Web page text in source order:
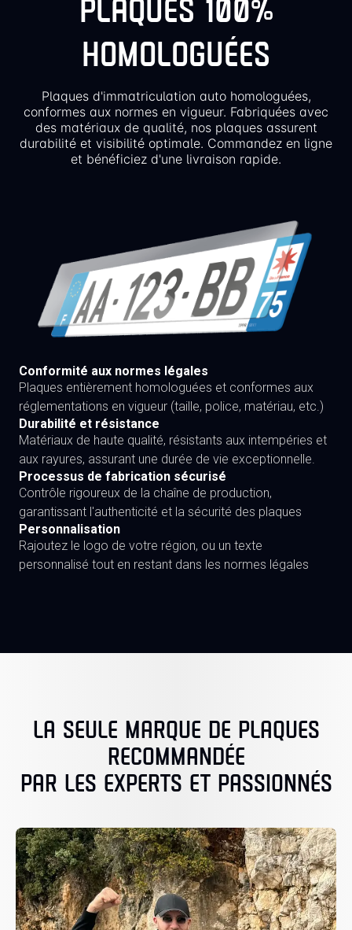
PLAQUES 100%
HOMOLOGUÉES
Plaques d'immatriculation auto homologuées,
conformes aux normes en vigueur. Fabriquées avec
des matériaux de qualité, nos plaques assurent
durabilité et visibilité optimale. Commandez en ligne
et bénéficiez d'une livraison rapide.
Conformité aux normes légales
Plaques entièrement homologuées et conformes aux
réglementations en vigueur (taille, police, matériau, etc.)
Durabilité et résistance
Matériaux de haute qualité, résistants aux intempéries et
aux rayures, assurant une durée de vie exceptionnelle.
Processus de fabrication sécurisé
Contrôle rigoureux de la chaîne de production,
garantissant l'authenticité et la sécurité des plaques
Personnalisation
Rajoutez le logo de votre région, ou un texte
personnalisé tout en restant dans les normes légales
LA SEULE MARQUE DE PLAQUES
RECOMMANDÉE
PAR LES EXPERTS ET PASSIONNÉS